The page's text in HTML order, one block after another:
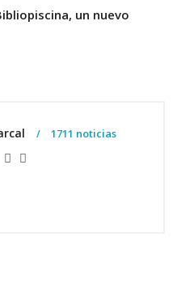
un nuevo
1711 noticias